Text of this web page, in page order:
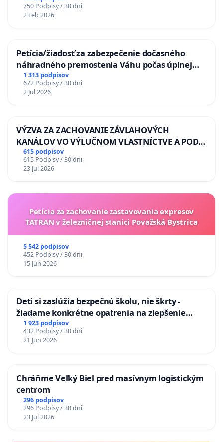
750 Podpisy / 30 dni
2 Feb 2026
Petícia/žiadosť za zabezpečenie dočasného
náhradného premostenia Váhu počas úplnej
uzávery Vážskeho mosta v Komárne
1 313 podpisov
672 Podpisy / 30 dni
2 Jul 2026
VÝZVA ZA ZACHOVANIE ZÁVLAHOVÝCH
KANÁLOV VO VÝLUČNOM VLASTNÍCTVE A POD
KONTROLOU SLOVENSKEJ REPUBLIKY & žiadosť
na riešenie zanedbaného stavu závlahových a
odvodňovacích kanálov na Slovensku
615 podpisov
615 Podpisy / 30 dni
23 Jul 2026
Petícia za zachovanie zastavovania expresov
TATRAN v železničnej stanici Považská Bystrica
5 542 podpisov
452 Podpisy / 30 dni
15 Jun 2026
Deti si zaslúžia bezpečnú školu, nie škrty -
žiadame konkrétne opatrenia na zlepšenie
situácie v školstve
1 923 podpisov
432 Podpisy / 30 dni
21 Jun 2026
Chráňme Veľký Biel pred masívnym logistickým
centrom
296 podpisov
296 Podpisy / 30 dni
23 Jul 2026